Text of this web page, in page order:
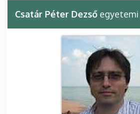
Csatár Péter Dezső